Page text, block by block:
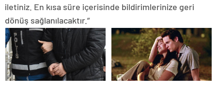
iletiniz. En kısa süre içerisinde bildirimlerinize geri
dönüş sağlanılacaktır.”